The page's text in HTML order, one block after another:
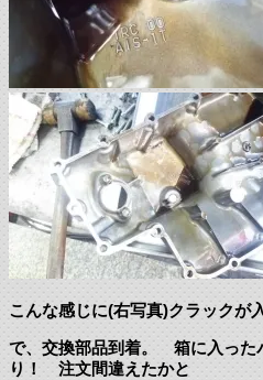
こんな感じに(右写真)クラックが
で、交換部品到着。 箱に入った
り！ 注文間違えたかと